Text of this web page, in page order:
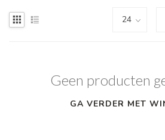
Geen producten
GA VERDER MET